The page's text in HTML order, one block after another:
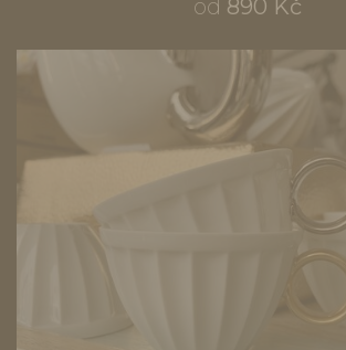
od 890 Kč